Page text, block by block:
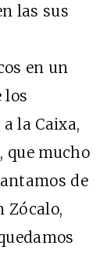
las sus
en un
los
la Caixa,
que mucho
de
Zócalo,